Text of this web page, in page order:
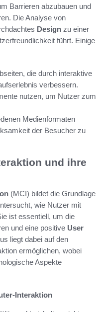
Barrieren abzubauen und
Die Analyse von
Design zu einer
führt. Einige
die durch interaktive
verbessern.
nutzen, um Nutzer zum
Medienformaten
der Besucher zu
und ihre
(MCI) bildet die Grundlage
wie Nutzer mit
ist essentiell, um die
und eine positive User
liegt dabei auf den
ermöglichen, wobei
Aspekte
Interaktion